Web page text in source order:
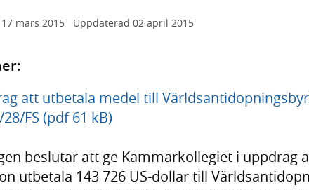
17 mars 2015 Uppdaterad 02 april 2015
att utbetala medel till
28/FS (pdf 61 kB)
beslutar att ge Kammarkollegiet i uppdrag
utbetala 143 726 US-dollar till